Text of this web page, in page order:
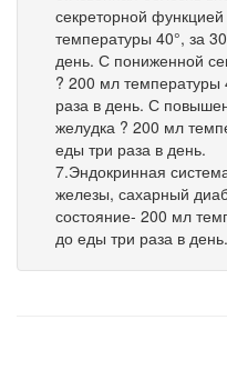
секреторной
температуры 40°, за
день. С пониженной
? 200 мл температуры
раза в день. С
желудка ? 200 мл
еды три раза в день.
7.Эндокринная
железы, сахарный
состояние- 200 мл
до еды три раза в день.